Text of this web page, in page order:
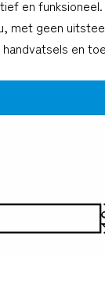
en funksioneel.
met geen
en